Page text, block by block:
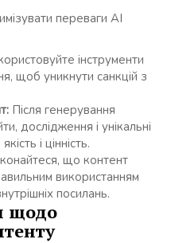
переваги AI
інструменти
щоб уникнути санкцій з
Після генерування
дослідження і унікальні
і цінність.
що контент
використанням
посилань.
щодо